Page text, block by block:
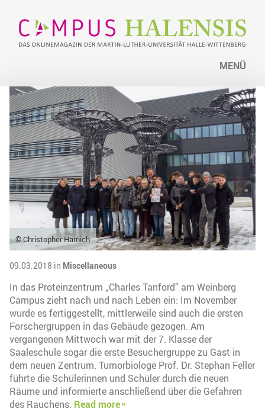
MENÜ
© Christopher Hamich
09.03.2018 in Miscellaneous
In das Proteinzentrum „Charles Tanford“ am Weinberg
Campus zieht nach und nach Leben ein: Im November
wurde es fertiggestellt, mittlerweile sind auch die ersten
Forschergruppen in das Gebäude gezogen. Am
vergangenen Mittwoch war mit der 7. Klasse der
Saaleschule sogar die erste Besuchergruppe zu Gast in
dem neuen Zentrum. Tumorbiologe Prof. Dr. Stephan Feller
führte die Schülerinnen und Schüler durch die neuen
Räume und informierte anschließend über die Gefahren
des Rauchens. Read more